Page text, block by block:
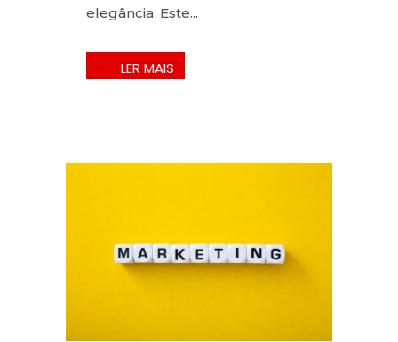
elegância. Este...